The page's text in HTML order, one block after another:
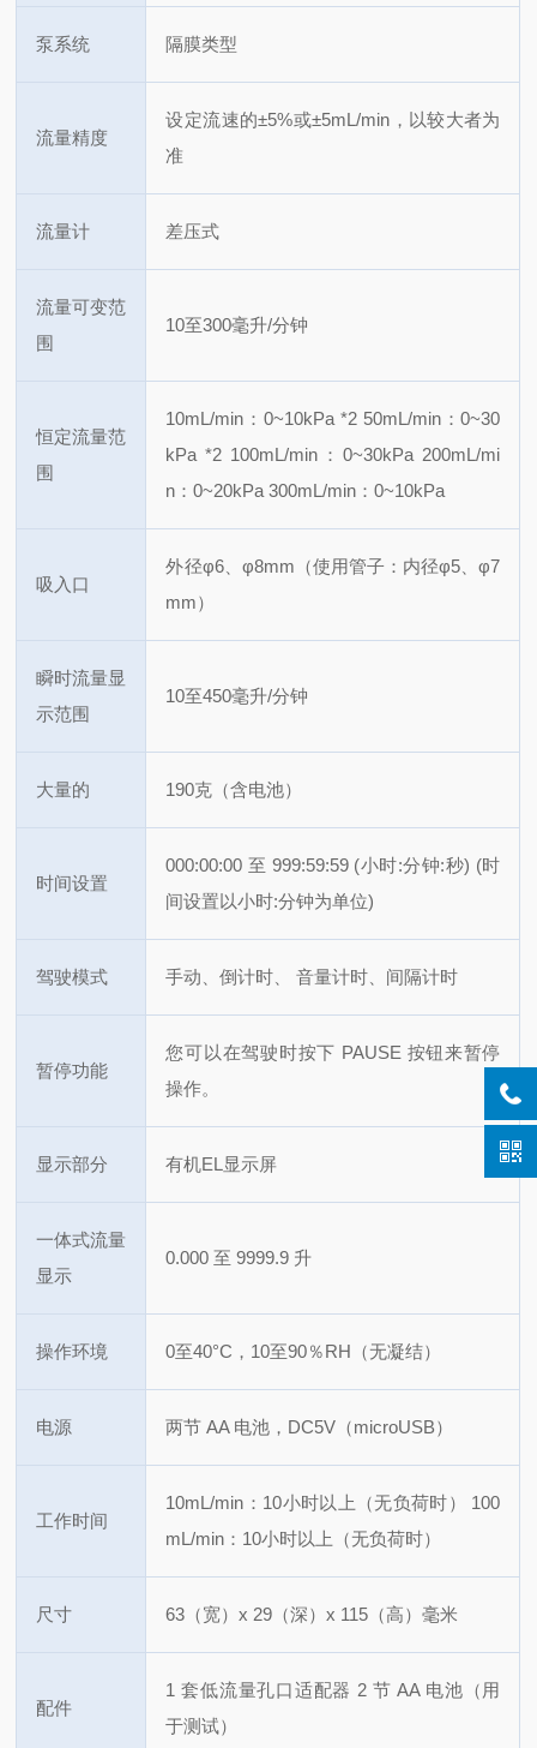
泵系统 隔膜类型
流量精度
设定流速的±5%或±5mL/min，以较大者为
准
流量计 差压式
流量可变范
围
10至300毫升/分钟
恒定流量范
围
10mL/min：0~10kPa *2 50mL/min：0~30
kPa *2 100mL/min：0~30kPa 200mL/mi
n：0~20kPa300mL/min：0~10kPa
吸入口
外径φ6、φ8mm（使用管子：内径φ5、φ7
mm）
瞬时流量显
示范围
10至450毫升/分钟
大量的 190克（含电池）
时间设置
000:00:00 至 999:59:59 (小时:分钟:秒) (时
间设置以小时:分钟为单位)
驾驶模式 手动、倒计时、 音量计时、间隔计时
暂停功能
您可以在驾驶时按下 PAUSE 按钮来暂停
操作。
显示部分 有机EL显示屏
一体式流量
显示
0.000 至 9999.9 升
操作环境 0至40°C，10至90％RH（无凝结）
电源 两节 AA 电池，DC5V（microUSB）
工作时间
10mL/min：10小时以上（无负荷时）
100
mL/min：10小时以上（无负荷时）
尺寸 63（宽）x 29（深）x 115（高）毫米
配件
1 套低流量孔口适配器 2 节 AA 电池（用
于测试）